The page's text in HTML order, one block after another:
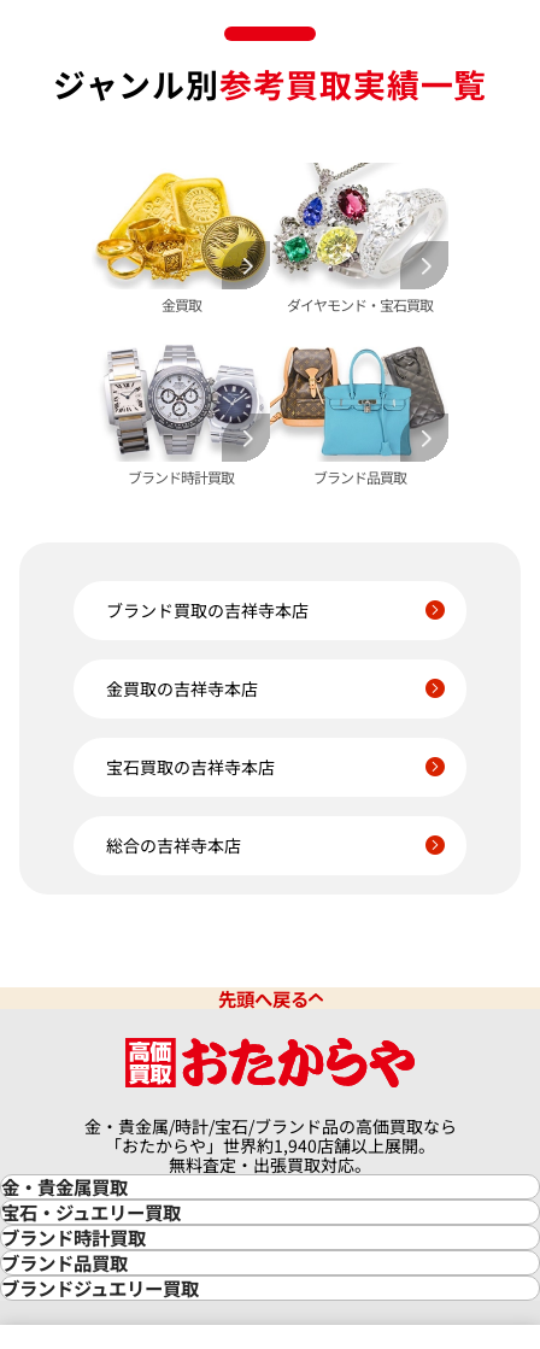
ジャンル別参考買取実績一覧
金買取 ダイヤモンド・宝石買取
ブランド時計買取 ブランド品買取
ブランド買取の吉祥寺本店
金買取の吉祥寺本店
宝石買取の吉祥寺本店
総合の吉祥寺本店
先頭へ戻る
金・貴金属/時計/宝石/ブランド品の高価買取なら
「おたからや」世界約1,940店舗以上展開。
無料査定・出張買取対応。
金・貴金属買取
金買取
金の相場価格情報
金の参考買取価格一覧
インゴット買取
インゴットの相場価格情報
24金買取
宝石・ジュエリー買取
宝石・ジュエリー買取
ダイヤモンド買取
ダイヤモンド・宝石の参考価格一覧
リング・結婚指輪買取
エメラルド買取
ブランド時計買取
時計買取
ロレックス買取
ロレックス デイトナ買取
ロレックス サブマリーナー買取
ブランド品買取
ブランド買取
ブランドジュエリー買取